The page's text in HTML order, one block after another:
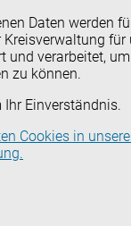
Daten werden
für
und verarbeitet,
zu können.
Einverständnis.
Cookies in